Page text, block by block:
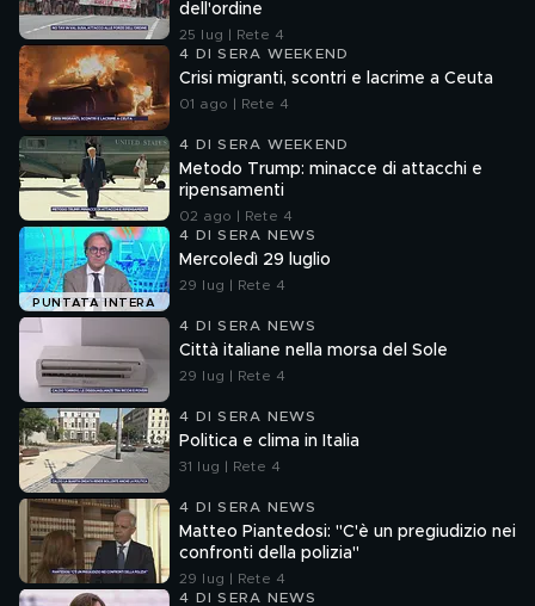
dell'ordine
25 lug | Rete 4
4 DI SERA WEEKEND
Crisi migranti, scontri e lacrime a Ceuta
01 ago | Rete 4
4 DI SERA WEEKEND
Metodo Trump: minacce di attacchi e
ripensamenti
02 ago | Rete 4
PUNTATA INTERA
4 DI SERA NEWS
Mercoledì 29 luglio
29 lug | Rete 4
4 DI SERA NEWS
Città italiane nella morsa del Sole
29 lug | Rete 4
4 DI SERA NEWS
Politica e clima in Italia
31 lug | Rete 4
4 DI SERA NEWS
Matteo Piantedosi: "C'è un pregiudizio nei
confronti della polizia"
29 lug | Rete 4
4 DI SERA NEWS